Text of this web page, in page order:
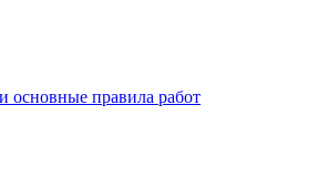
основные правила работ